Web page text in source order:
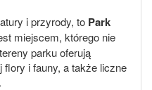
i przyrody, to Park
miejscem, którego nie
parku oferują
flory i fauny, a także liczne